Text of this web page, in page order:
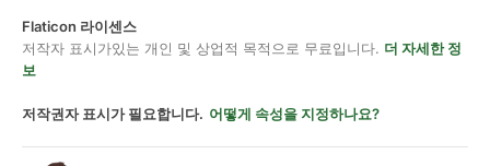
Flaticon 라이센스
저작자 표시가있는 개인 및 상업적 목적으로 무료입니다. 더 자세한 정
보
저작권자 표시가 필요합니다. 어떻게 속성을 지정하나요?